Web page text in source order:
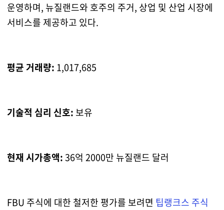
운영하며, 뉴질랜드와 호주의 주거, 상업 및 산업 시장에
서비스를 제공하고 있다.
평균 거래량: 1,017,685
기술적 심리 신호: 보유
현재 시가총액:36억 2000만 뉴질랜드 달러
FBU 주식에 대한 철저한 평가를 보려면 팁랭크스 주식